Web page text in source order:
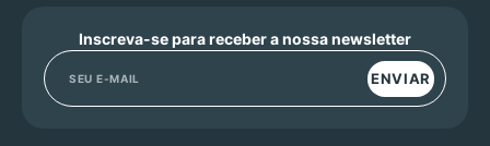
Inscreva-se para receber a nossa newsletter
ENVIAR